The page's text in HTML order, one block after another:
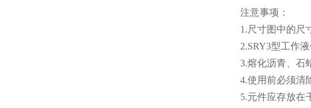
注意事项：
1.尺寸图中的尺
2.SRY3型工作
3.熔化沥青、石
4.使用前必须清
5.元件应存放在